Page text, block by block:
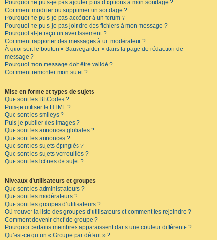
Pourquoi ne puis-je pas ajouter plus d’options à mon sondage ?
Comment modifier ou supprimer un sondage ?
Pourquoi ne puis-je pas accéder à un forum ?
Pourquoi ne puis-je pas joindre des fichiers à mon message ?
Pourquoi ai-je reçu un avertissement ?
Comment rapporter des messages à un modérateur ?
À quoi sert le bouton « Sauvegarder » dans la page de rédaction de
message ?
Pourquoi mon message doit être validé ?
Comment remonter mon sujet ?
Mise en forme et types de sujets
Que sont les BBCodes ?
Puis-je utiliser le HTML ?
Que sont les smileys ?
Puis-je publier des images ?
Que sont les annonces globales ?
Que sont les annonces ?
Que sont les sujets épinglés ?
Que sont les sujets verrouillés ?
Que sont les icônes de sujet ?
Niveaux d’utilisateurs et groupes
Que sont les administrateurs ?
Que sont les modérateurs ?
Que sont les groupes d’utilisateurs ?
Où trouver la liste des groupes d’utilisateurs et comment les rejoindre ?
Comment devenir chef de groupe ?
Pourquoi certains membres apparaissent dans une couleur différente ?
Qu’est-ce qu’un « Groupe par défaut » ?